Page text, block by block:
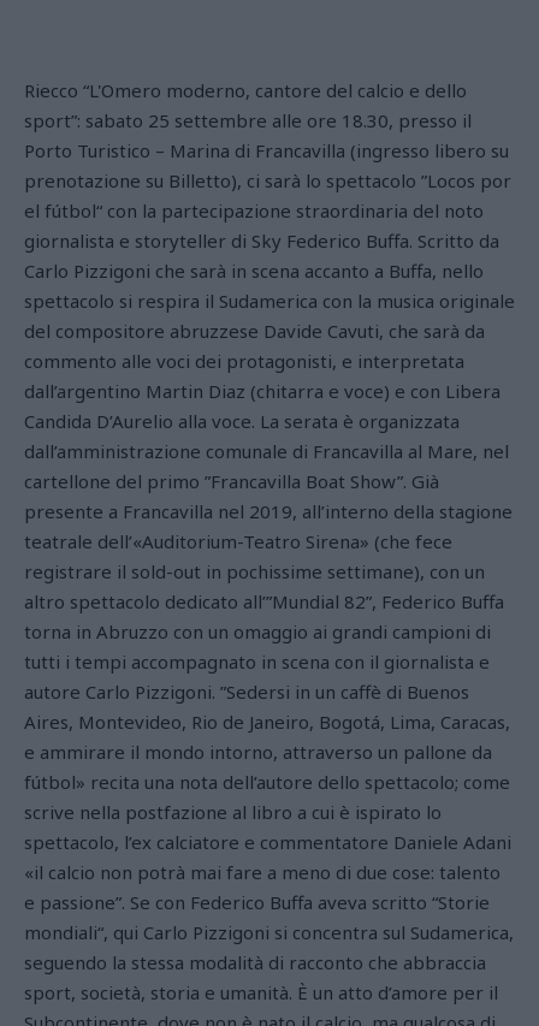
Riecco “L'Omero moderno, cantore del calcio e dello
sport”: sabato 25 settembre alle ore 18.30, presso il
Porto Turistico – Marina di Francavilla (ingresso libero su
prenotazione su Billetto), ci sarà lo spettacolo ”Locos por
el fútbol“ con la partecipazione straordinaria del noto
giornalista e storyteller di Sky Federico Buffa. Scritto da
Carlo Pizzigoni che sarà in scena accanto a Buffa, nello
spettacolo si respira il Sudamerica con la musica originale
del compositore abruzzese Davide Cavuti, che sarà da
commento alle voci dei protagonisti, e interpretata
dall’argentino Martin Diaz (chitarra e voce) e con Libera
Candida D’Aurelio alla voce. La serata è organizzata
dall’amministrazione comunale di Francavilla al Mare, nel
cartellone del primo ”Francavilla Boat Show”. Già
presente a Francavilla nel 2019, all’interno della stagione
teatrale dell’«Auditorium-Teatro Sirena» (che fece
registrare il sold-out in pochissime settimane), con un
altro spettacolo dedicato all’”Mundial 82”, Federico Buffa
torna in Abruzzo con un omaggio ai grandi campioni di
tutti i tempi accompagnato in scena con il giornalista e
autore Carlo Pizzigoni. ”Sedersi in un caffè di Buenos
Aires, Montevideo, Rio de Janeiro, Bogotá, Lima, Caracas,
e ammirare il mondo intorno, attraverso un pallone da
fútbol» recita una nota dell’autore dello spettacolo; come
scrive nella postfazione al libro a cui è ispirato lo
spettacolo, l’ex calciatore e commentatore Daniele Adani
«il calcio non potrà mai fare a meno di due cose: talento
e passione”. Se con Federico Buffa aveva scritto “Storie
mondiali“, qui Carlo Pizzigoni si concentra sul Sudamerica,
seguendo la stessa modalità di racconto che abbraccia
sport, società, storia e umanità. È un atto d’amore per il